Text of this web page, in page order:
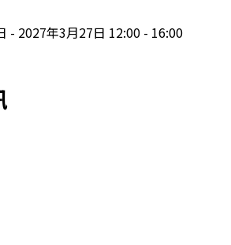
- 2027年3月27日 12:00 - 16:00